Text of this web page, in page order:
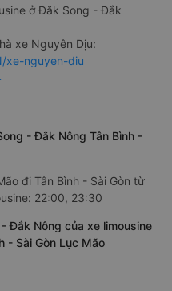
ở Đăk Song - Đắk
xe Nguyên Dịu:
xe-nguyen-diu
- Đắk Nông Tân Bình -
đi Tân Bình - Sài Gòn từ
22:00, 23:30
Đắk Nông của xe limousine
- Sài Gòn Lục Mão